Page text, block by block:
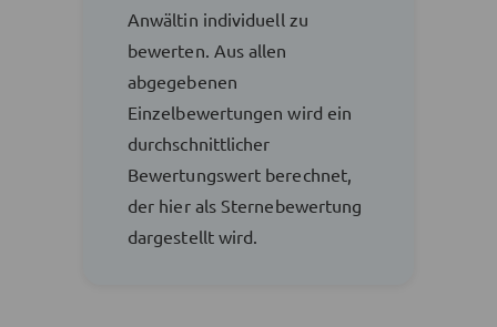
Anwältin individuell zu
bewerten. Aus allen
abgegebenen
Einzelbewertungen wird ein
durchschnittlicher
Bewertungswert berechnet,
der hier als Sternebewertung
dargestellt wird.